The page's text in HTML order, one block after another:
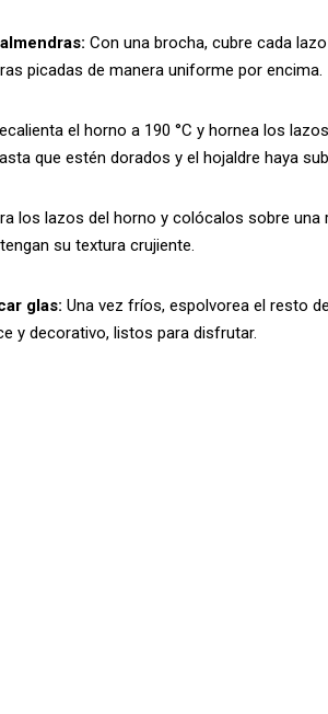
Con una brocha, cubre cada
picadas de manera uniforme por encima.
el horno a 190 °C y hornea los
que estén dorados y el hojaldre haya
los lazos del horno y colócalos sobre una
su textura crujiente.
glas: Una vez fríos, espolvorea el resto
y decorativo, listos para disfrutar.